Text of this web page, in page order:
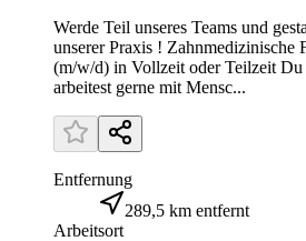
Werde Teil unseres Teams und
unserer Praxis ! Zahnmedizinische
(m/w/d) in Vollzeit oder Teilzeit Du
arbeitest gerne mit Mensc...
Entfernung
289,5 km entfernt
Arbeitsort